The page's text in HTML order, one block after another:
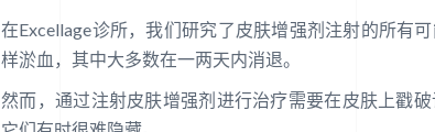
在Excellage诊所，我们研究了皮肤增强剂注射的所有
样淤血，其中大多数在一两天内消退。
然而，通过注射皮肤增强剂进行治疗需要在皮肤上戳